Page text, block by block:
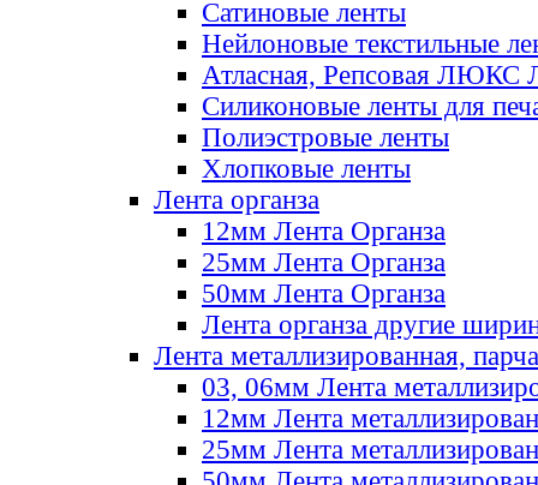
Сатиновые ленты
Нейлоновые текстильные
Атласная, Репсовая ЛЮКС
Силиконовые ленты для
Полиэстровые ленты
Хлопковые ленты
Лента органза
12мм Лента Органза
25мм Лента Органза
50мм Лента Органза
Лента органза другие
Лента металлизированная, парча
03, 06мм Лента
12мм Лента
25мм Лента